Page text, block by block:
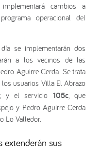
cambios a
operacional del
se implementarán dos
a los vecinos de las
Aguirre Cerda. Se trata
los usuarios Villa El Abrazo
y el servicio 105c , que
y Pedro Aguirre Cerda
Lo Valledor.
extenderán sus